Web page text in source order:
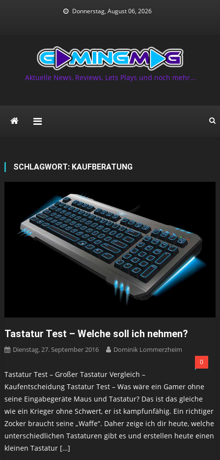
Donnerstag, August 06, 2026
Aktuelle News, Reviews, Lets Plays und noch mehr…
SCHLAGWORT: KAUFBERATUNG
Tastatur Test – Welche soll ich nehmen?
Dienstag, 27. September 2016 Dominik Lommerzheim
0
Tastatur Test – Großer Tastatur Vergleich –
Kaufentscheidung Tastatur Test – Was wäre ein Gamer ohne
seine Eingabegeräte Maus und Tastatur? Das ist das gleiche
wie ein Krieger ohne Schwert, er ist kampfunfähig. Ein richtiger
Zocker braucht seine „Waffe“. Daher zeige ich dir heute, welche
unterschiedlichen Tastaturen gibt es und erstellen heute einen
kleinen Tastatur […]